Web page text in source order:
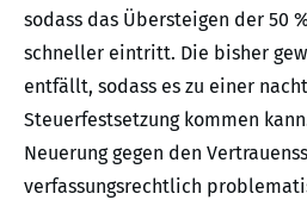
sodass das Übersteigen der 50
schneller eintritt. Die bisher
entfällt, sodass es zu einer
Steuerfestsetzung kommen
Neuerung gegen den
verfassungsrechtlich